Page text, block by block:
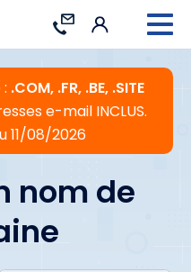
Contact Connexion
.COM, .FR, .BE, .SITE
e-mail INCLUS.
11/08/2026
nom de